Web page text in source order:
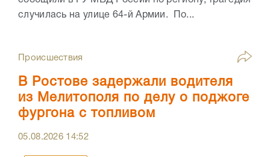
случилась на улице 64-й Армии. По...
Происшествия
В Ростове задержали водителя
из Мелитополя по делу о поджоге
фургона с топливом
05.08.2026 14:52